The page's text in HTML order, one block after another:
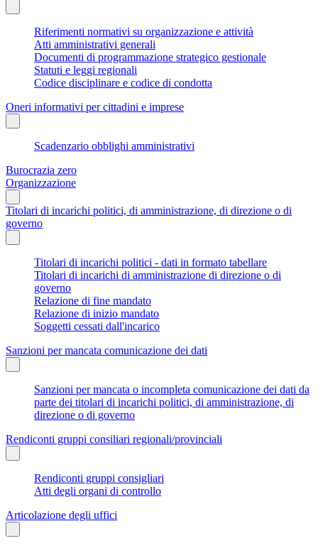
Riferimenti normativi su organizzazione e attività
Atti amministrativi generali
Documenti di programmazione strategico gestionale
Statuti e leggi regionali
Codice disciplinare e codice di condotta
Oneri informativi per cittadini e imprese
Scadenzario obblighi amministrativi
Burocrazia zero
Organizzazione
Titolari di incarichi politici, di amministrazione, di direzione o di
governo
Titolari di incarichi politici - dati in formato tabellare
Titolari di incarichi di amministrazione di direzione o di
governo
Relazione di fine mandato
Relazione di inizio mandato
Soggetti cessati dall'incarico
Sanzioni per mancata comunicazione dei dati
Sanzioni per mancata o incompleta comunicazione dei dati da
parte dei titolari di incarichi politici, di amministrazione, di
direzione o di governo
Rendiconti gruppi consiliari regionali/provinciali
Rendiconti gruppi consigliari
Atti degli organi di controllo
Articolazione degli uffici